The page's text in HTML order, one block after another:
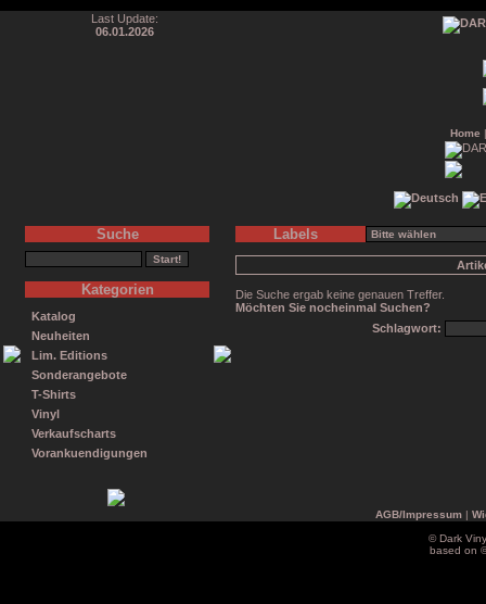
Last Update:
06.01.2026
Home
Suche
Kategorien
Katalog
Neuheiten
Lim. Editions
Sonderangebote
T-Shirts
Vinyl
Verkaufscharts
Vorankuendigungen
Labels
Die Suche ergab keine genauen Treffer.
Möchten Sie nocheinmal Suchen?
Schlagwort:
AGB/Impressum|
© Dark
based on